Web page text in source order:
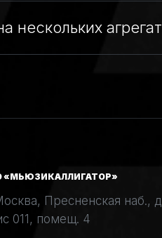
нескольких
«МЬЮЗИКАЛЛИГАТОР»
Пресненская наб.,
011, помещ. 4